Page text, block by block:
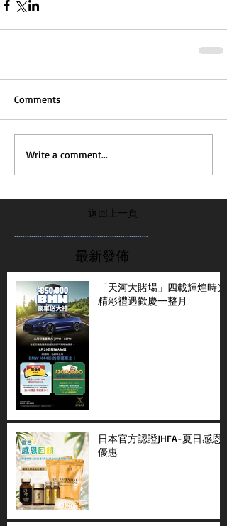
Comments
Write a comment...
返回上一頁
...............................................................
最新發佈
「天河大賭場」四載輝煌時光
精彩禮遇歡慶一整月
日本官方認證JHFA-夏日感恩
優惠